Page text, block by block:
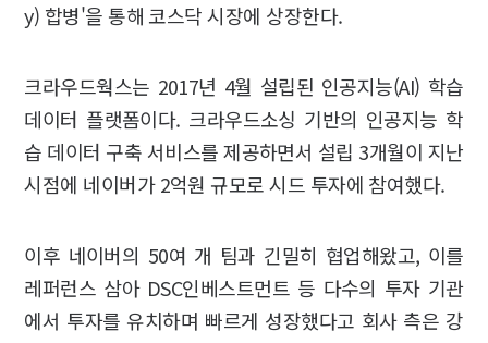
y) 합병'을 통해 코스닥 시장에 상장한다.
크라우드웍스는 2017년 4월 설립된 인공지능(AI) 학습
데이터 플랫폼이다. 크라우드소싱 기반의 인공지능 학
습 데이터 구축 서비스를 제공하면서 설립 3개월이 지난
시점에 네이버가 2억원 규모로 시드 투자에 참여했다.
이후 네이버의 50여 개 팀과 긴밀히 협업해왔고, 이를
레퍼런스 삼아 DSC인베스트먼트 등 다수의 투자 기관
에서 투자를 유치하며 빠르게 성장했다고 회사 측은 강